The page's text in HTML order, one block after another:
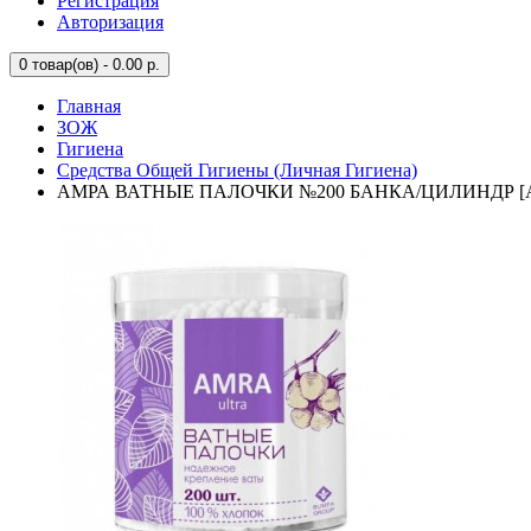
Авторизация
0 товар(ов) - 0.00 р.
Главная
ЗОЖ
Гигиена
Средства Общей Гигиены (Личная Гигиена)
АМРА ВАТНЫЕ ПАЛОЧКИ №200 БАНКА/ЦИЛИНДР